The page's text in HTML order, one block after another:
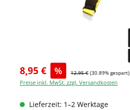
8,95 € % 12,95 € (30.89% gespart)
Preise inkl. MwSt. zzgl. Versandkosten
Lieferzeit: 1–2 Werktage